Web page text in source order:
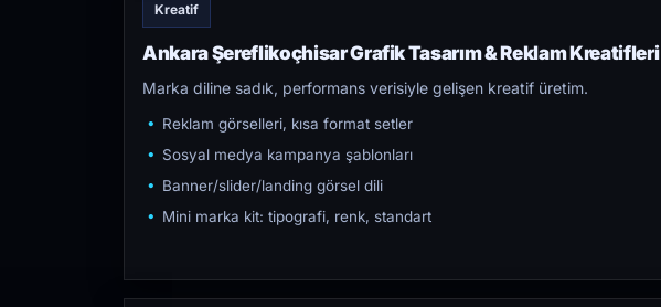
Kreatif
Ankara Şereflikoçhisar Grafik Tasarım & Reklam Kreatifleri
Marka diline sadık, performans verisiyle gelişen kreatif üretim.
Reklam görselleri, kısa format setler
Sosyal medya kampanya şablonları
Banner/slider/landing görsel dili
Mini marka kit: tipografi, renk, standart